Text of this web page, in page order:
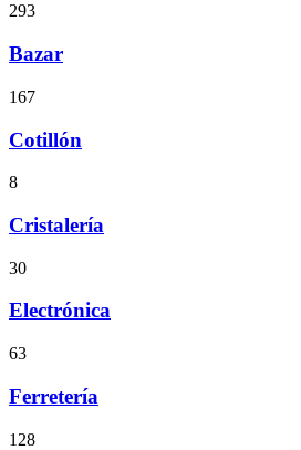
293
Bazar
167
Cotillón
8
Cristalería
30
Electrónica
63
Ferretería
128